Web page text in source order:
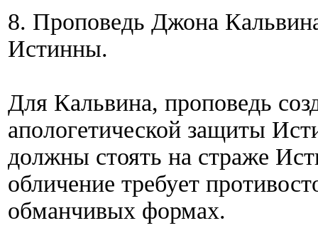
8. Проповедь Джона
Истинны.
Для Кальвина, проповедь
апологетической защиты
должны стоять на страже
обличение требует
обманчивых формах.